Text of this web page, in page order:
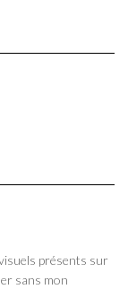
présents sur
sans mon